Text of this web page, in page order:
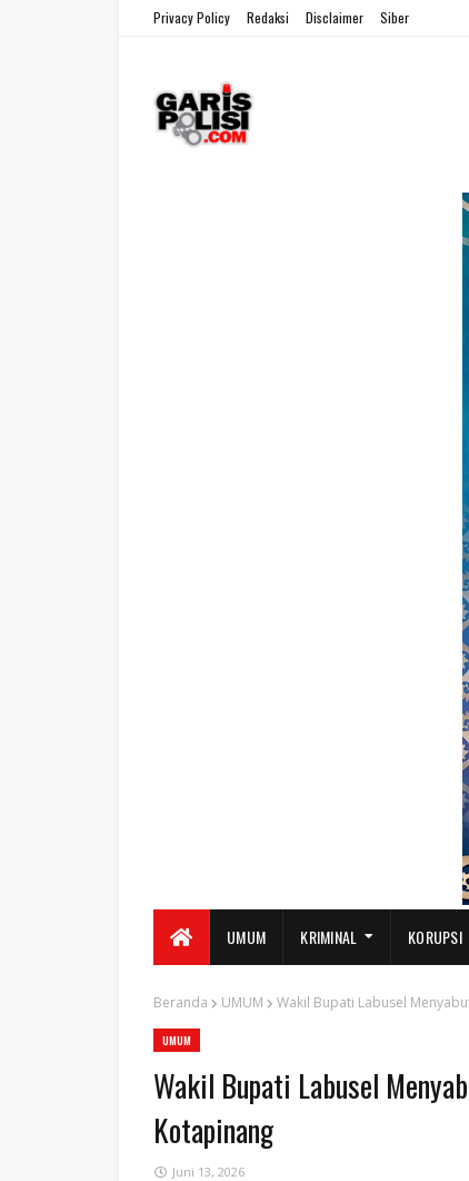
Privacy Policy Redaksi Disclaimer Siber
UMUM KRIMINAL KORUPSI
Beranda UMUM ‎Wakil Bupati Labusel
UMUM
‎Wakil Bupati Labusel
Kotapinang
Juni 13, 2026